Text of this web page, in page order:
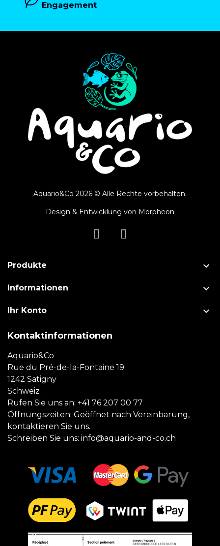
Engagement
Aquario&Co 2026 © Alle Rechte vorbehalten.
Design & Entwicklung von Morpheon
Produkte 
Informationen 
Ihr Konto 
Kontaktinformationen
Aquario&Co
Rue du Pré-de-la-Fontaine 19
1242 Satigny
Schweiz
Rufen Sie uns an: +41 76 207 00 77
Öffnungszeiten: Geöffnet nach Vereinbarung,
kontaktieren Sie uns.
Schreiben Sie uns: info@aquario-and-co.ch